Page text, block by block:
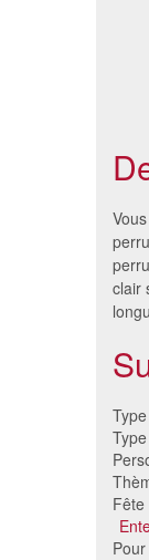
clair
Fête
Pour